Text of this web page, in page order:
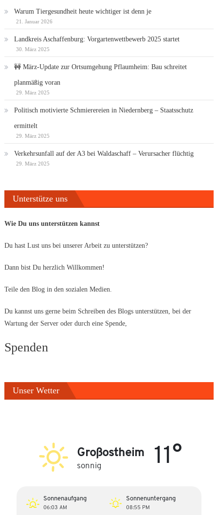
Warum Tiergesundheit heute wichtiger ist denn je
21. Januar 2026
Landkreis Aschaffenburg: Vorgartenwettbewerb 2025 startet
30. März 2025
🚧 März-Update zur Ortsumgehung Pflaumheim: Bau schreitet
planmäßig voran
29. März 2025
Politisch motivierte Schmierereien in Niedernberg – Staatsschutz
ermittelt
29. März 2025
Verkehrsunfall auf der A3 bei Waldaschaff – Verursacher flüchtig
29. März 2025
Unterstütze uns
Wie Du uns unterstützen kannst
Du hast Lust uns bei unserer Arbeit zu unterstützen?
Dann bist Du herzlich Willkommen!
Teile den Blog in den sozialen Medien.
Du kannst uns gerne beim Schreiben des Blogs unterstützen, bei der
Wartung der Server oder durch eine Spende,
Spenden
Unser Wetter
Großostheim
sonnig 11°
Sonnenaufgang
06:03 AM
Sonnenuntergang
08:55 PM